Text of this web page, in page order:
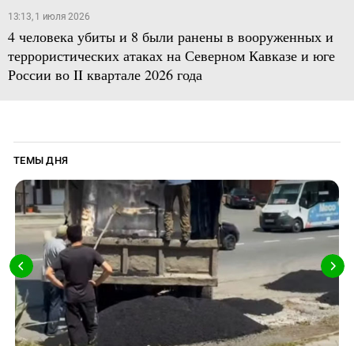
13:13, 1 июля 2026
4 человека убиты и 8 были ранены в вооруженных и
террористических атаках на Северном Кавказе и юге
России во II квартале 2026 года
ТЕМЫ ДНЯ